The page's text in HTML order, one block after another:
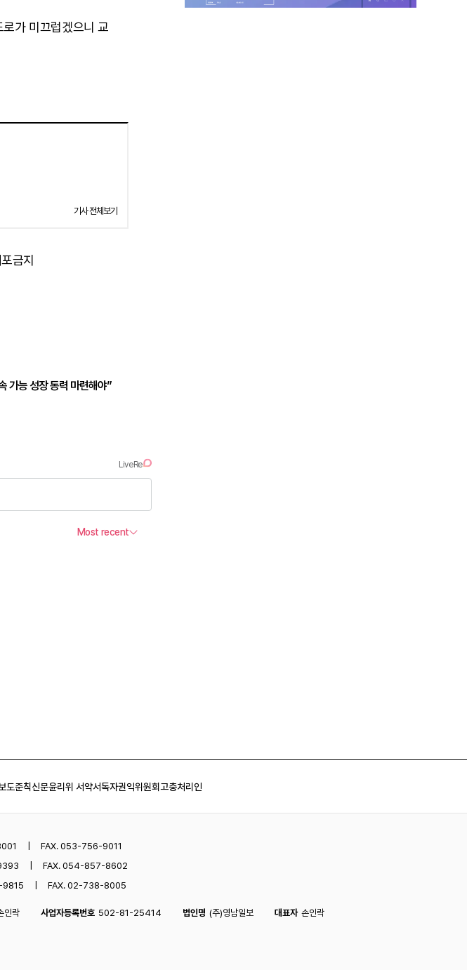
가 미끄럽겠으니 교
기사 전체보기
금지
가능 성장 동력 마련해야”
도준칙신문윤리위 서약서독자권익위원회고충처리인
FAX. 053-756-9011
FAX. 054-857-8602
9815 FAX. 02-738-8005
인락 사업자등록번호 502-81-25414 법인명 (주)영남일보 대표자 손인락